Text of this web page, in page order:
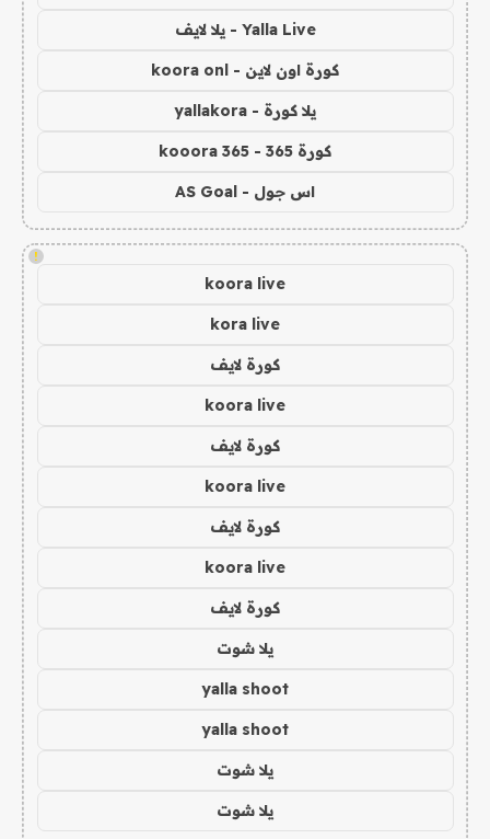
Yalla Live - يلا لايف
كورة اون لاين - koora onl
يلا كورة - yallakora
كورة 365 - kooora 365
اس جول - AS Goal
!
koora live
kora live
كورة لايف
koora live
كورة لايف
koora live
كورة لايف
koora live
كورة لايف
يلا شوت
yalla shoot
yalla shoot
يلا شوت
يلا شوت